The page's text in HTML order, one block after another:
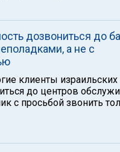
дозвониться до
а не с
клиенты израильских
до центров
с просьбой звонить